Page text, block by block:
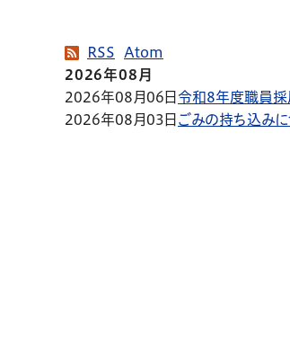
RSS
Atom
2026年08月
2026年08月06日 令和8年度職員
2026年08月03日 ごみの持ち込みに